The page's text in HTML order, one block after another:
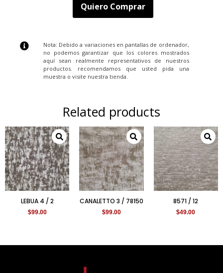
Quiero Comprar
Nota: Debido a variaciones en pantallas de ordenador,
no podemos garantizar que los colores mostrados
aquí sean realmente representativos de nuestros
productos. recomendamos que usted pida una
muestra o visite nuestra tienda.
Related products
LEBUA 4 / 2
$99.00
CANALETTO 3 / 78150
$99.00
8571 / 12
$49.00